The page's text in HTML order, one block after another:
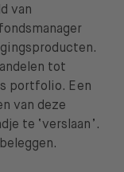
van
tot
portfolio. Een
van deze
te ‘verslaan’.